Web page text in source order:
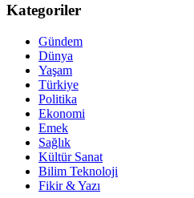
Kategoriler
Gündem
Dünya
Yaşam
Türkiye
Politika
Ekonomi
Emek
Sağlık
Kültür Sanat
Bilim Teknoloji
Fikir & Yazı